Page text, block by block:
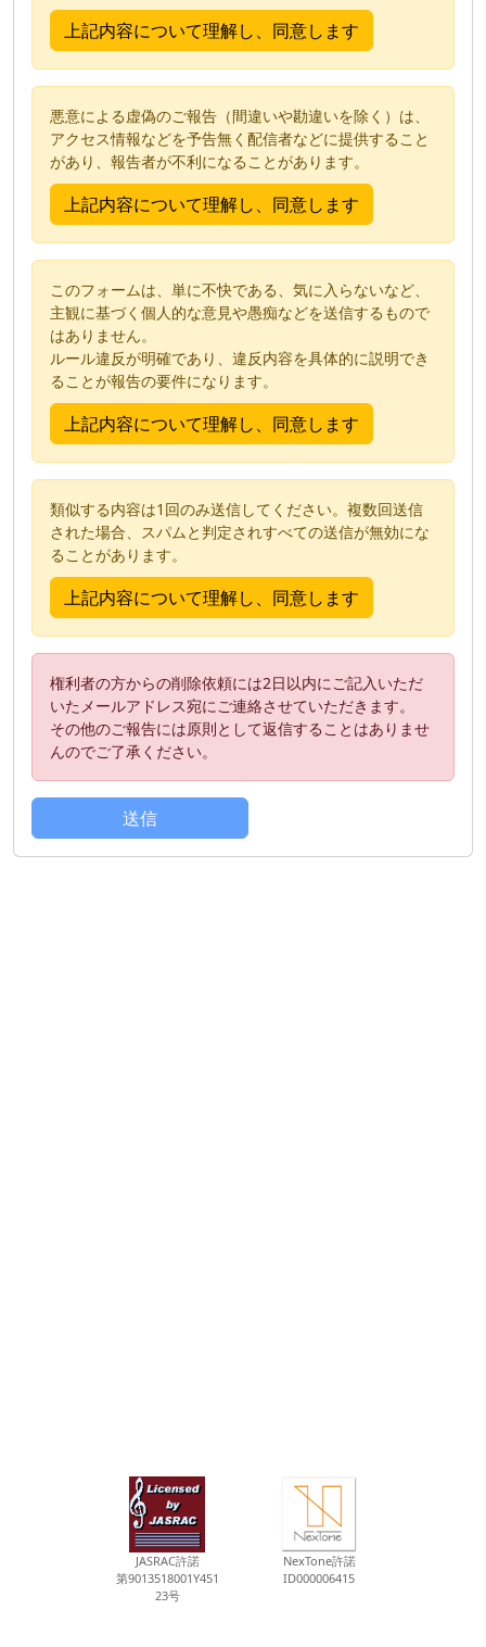
悪意による虚偽のご報告（間違いや勘違いを除く）は、
アクセス情報などを予告無く配信者などに提供すること
があり、報告者が不利になることがあります。
このフォームは、単に不快である、気に入らないなど、
主観に基づく個人的な意見や愚痴などを送信するもので
はありません。
ルール違反が明確であり、違反内容を具体的に説明でき
ることが報告の要件になります。
類似する内容は1回のみ送信してください。複数回送信
された場合、スパムと判定されすべての送信が無効にな
ることがあります。
権利者の方からの削除依頼には2日以内にご記入いただ
いたメールアドレス宛にご連絡させていただきます。
その他のご報告には原則として返信することはありませ
んのでご了承ください。
JASRAC許諾
第9013518001Y451
23号
NexTone許諾
ID000006415